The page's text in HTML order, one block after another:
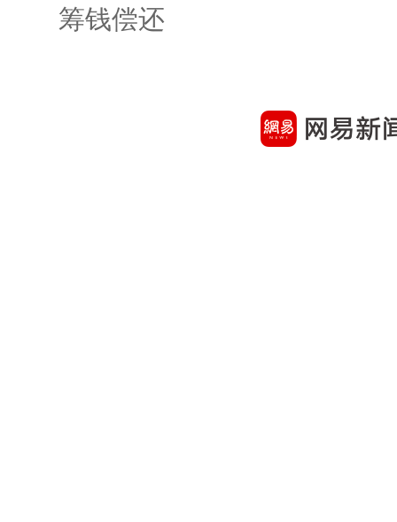
筹钱偿还